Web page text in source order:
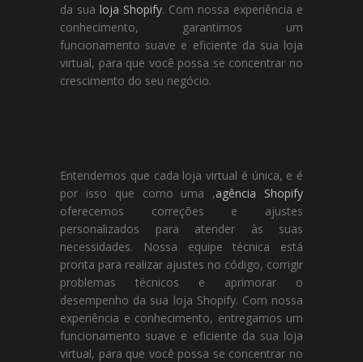
da sua loja Shopify. Com nossa experiência e
conhecimento, garantimos um
funcionamento suave e eficiente da sua loja
virtual, para que você possa se concentrar no
crescimento do seu negócio.
Entendemos que cada loja virtual é única, e é
por isso que como uma ,agência Shopify
oferecemos correções e ajustes
personalizados para atender às suas
necessidades. Nossa equipe técnica está
pronta para realizar ajustes no código, corrigir
problemas técnicos e aprimorar o
desempenho da sua loja Shopify. Com nossa
experiência e conhecimento, entregamos um
funcionamento suave e eficiente da sua loja
virtual, para que você possa se concentrar no